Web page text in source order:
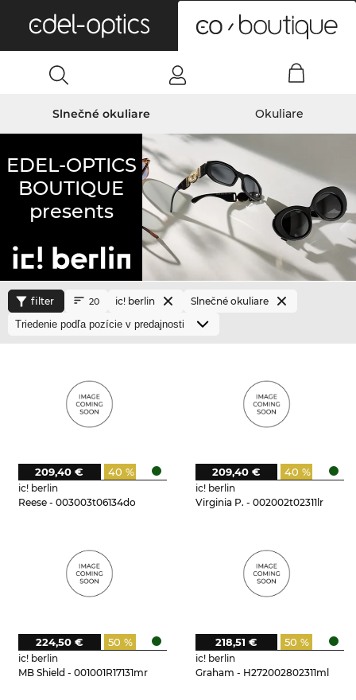
Slnečné okuliare Okuliare
EDEL-OPTICS
BOUTIQUE
presents
filter 20 ic! berlin Slnečné okuliare
ic! berlin
Reese - 003003t06134do
40 %
209,40 €
ic! berlin
Virginia P. - 002002t02311lr
40 %
209,40 €
ic! berlin
MB Shield - 001001R17131mr
50 %
224,50 €
ic! berlin
Graham - H272002802311ml
50 %
218,51 €